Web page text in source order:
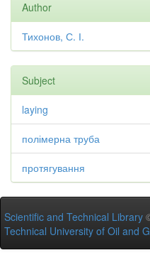
Author
Тихонов, С. І.
Subject
laying
полімерна труба
протягування
Scientific and Technical Library
Technical University of Oil and